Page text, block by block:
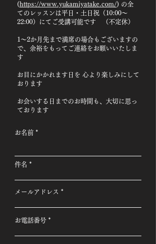
(https://www.yukamiyatake.com/) の全
てのレッスンは​平日・土日祝（10:00～
22:00）にてご受講可能です （不定休）
1～2か月先まで満席の場合もございますの
で、余裕をもってご連絡をお願いいたしま
す
お目にかかれます日を 心より楽しみにして
おります
お会いする日までのお時間も、大切に思っ
ております
お名前
件名
メールアドレス
お電話番号